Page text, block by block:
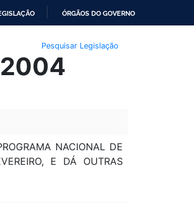
ÓRGÃOS DO GOVERNO
Pesquisar Legislação
2004
NACIONAL DE
E DÁ OUTRAS